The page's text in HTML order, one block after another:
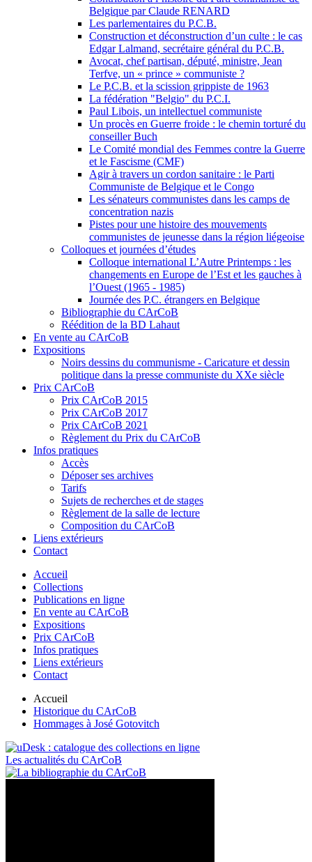
Belgique par Claude RENARD
Les parlementaires du P.C.B.
Construction et déconstruction d’un culte : le cas
Edgar Lalmand, secrétaire général du P.C.B.
Avocat, chef partisan, député, ministre, Jean
Terfve, un « prince » communiste ?
Le P.C.B. et la scission grippiste de 1963
La fédération "Belgio" du P.C.I.
Paul Libois, un intellectuel communiste
Un procès en Guerre froide : le chemin torturé du
conseiller Buch
Le Comité mondial des Femmes contre la Guerre
et le Fascisme (CMF)
Agir à travers un cordon sanitaire : le Parti
Communiste de Belgique et le Congo
Les sénateurs communistes dans les camps de
concentration nazis
Pistes pour une histoire des mouvements
communistes de jeunesse dans la région liégeoise
Colloques et journées d’études
Colloque international L’Autre Printemps : les
changements en Europe de l’Est et les gauches à
l’Ouest (1965 - 1985)
Journée des P.C. étrangers en Belgique
Bibliographie du CArCoB
Réédition de la BD Lahaut
En vente au CArCoB
Expositions
Noirs dessins du communisme - Caricature et dessin
politique dans la presse communiste du XXe siècle
Prix CArCoB
Prix CArCoB 2015
Prix CArCoB 2017
Prix CArCoB 2021
Règlement du Prix du CArCoB
Infos pratiques
Accès
Déposer ses archives
Tarifs
Sujets de recherches et de stages
Règlement de la salle de lecture
Composition du CArCoB
Liens extérieurs
Contact
Accueil
Collections
Publications en ligne
En vente au CArCoB
Expositions
Prix CArCoB
Infos pratiques
Liens extérieurs
Contact
Accueil
Historique du CArCoB
Hommages à José Gotovitch
Les actualités du CArCoB